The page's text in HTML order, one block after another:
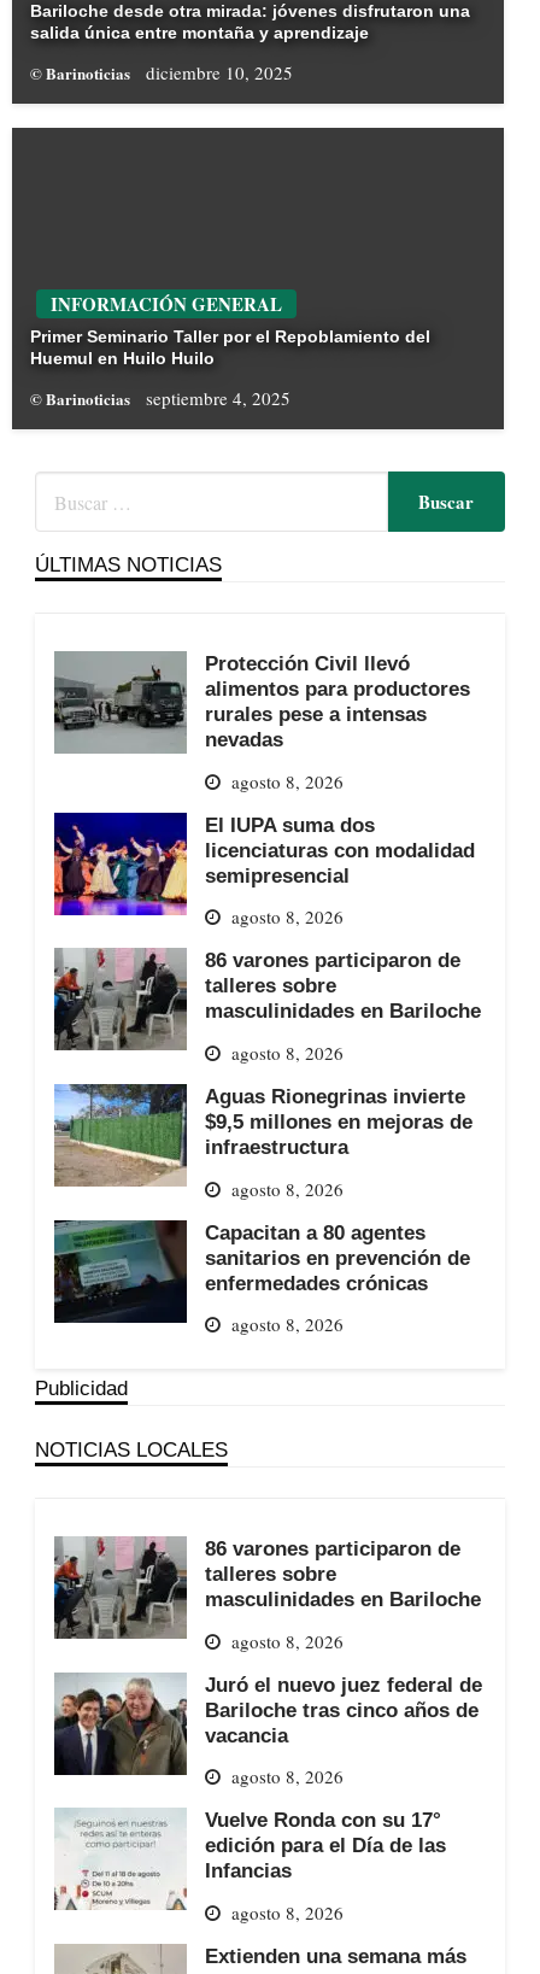
Bariloche desde otra mirada: jóvenes disfrutaron una
salida única entre montaña y aprendizaje
© Barinoticias diciembre 10, 2025
INFORMACIÓN GENERAL
Primer Seminario Taller por el Repoblamiento del
Huemul en Huilo Huilo
© Barinoticias septiembre 4, 2025
ÚLTIMAS NOTICIAS
Protección Civil llevó
alimentos para productores
rurales pese a intensas
nevadas
agosto 8, 2026
El IUPA suma dos
licenciaturas con modalidad
semipresencial
agosto 8, 2026
86 varones participaron de
talleres sobre
masculinidades en Bariloche
agosto 8, 2026
Aguas Rionegrinas invierte
$9,5 millones en mejoras de
infraestructura
agosto 8, 2026
Capacitan a 80 agentes
sanitarios en prevención de
enfermedades crónicas
agosto 8, 2026
Publicidad
NOTICIAS LOCALES
86 varones participaron de
talleres sobre
masculinidades en Bariloche
agosto 8, 2026
Juró el nuevo juez federal de
Bariloche tras cinco años de
vacancia
agosto 8, 2026
Vuelve Ronda con su 17°
edición para el Día de las
Infancias
agosto 8, 2026
Extienden una semana más